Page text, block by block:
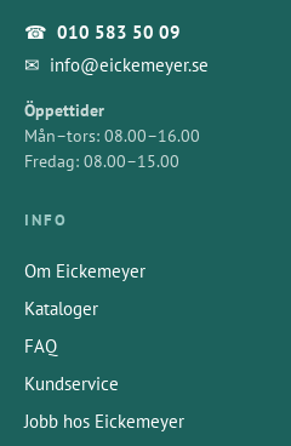
☎ 010 583 50 09
✉ info@eickemeyer.se
Öppettider
Mån–tors: 08.00–16.00
Fredag: 08.00–15.00
INFO
Om Eickemeyer
Kataloger
FAQ
Kundservice
Jobb hos Eickemeyer